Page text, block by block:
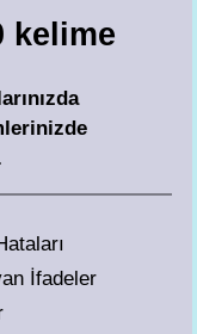
kelime
İfadeler